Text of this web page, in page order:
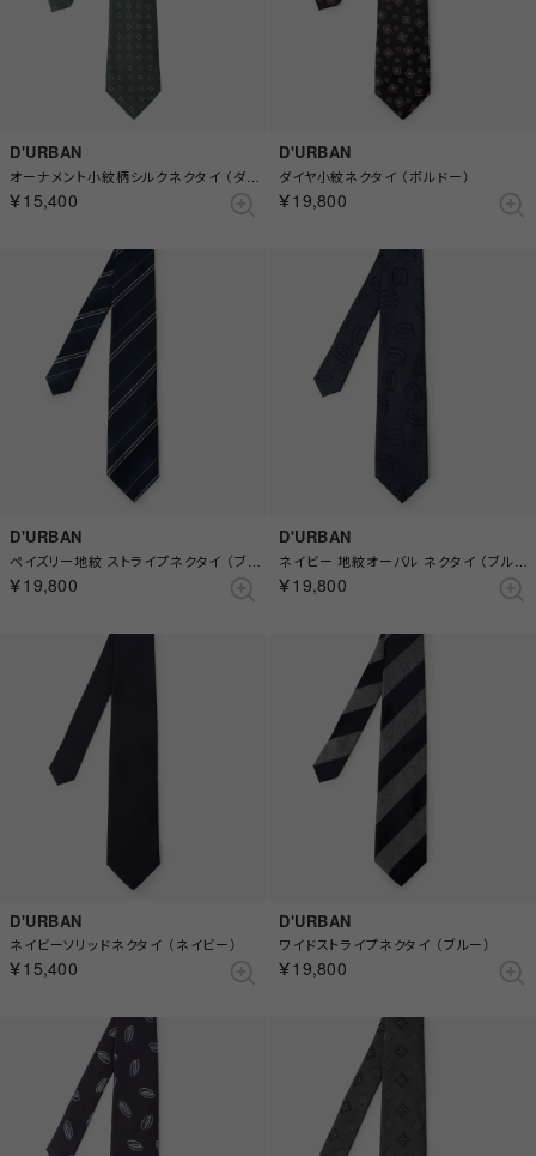
D'URBAN
￥15,400
D'URBAN
ダイヤ小紋ネクタイ （ボルドー）
￥19,800
D'URBAN
￥19,800
D'URBAN
￥19,800
D'URBAN
ネイビーソリッドネクタイ （ネイビー）
￥15,400
D'URBAN
ワイドストライプネクタイ （ブルー）
￥19,800